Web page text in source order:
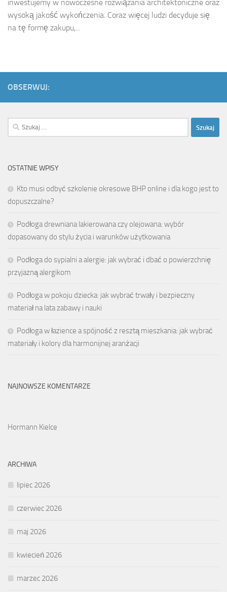
inwestujemy w nowoczesne rozwiązania architektoniczne oraz
wysoką jakość wykończenia. Coraz więcej ludzi decyduje się
na tę formę zakupu,...
OBSERWUJ:
Szukaj:
OSTATNIE WPISY
Kto musi odbyć szkolenie okresowe BHP online i dla kogo jest to
dopuszczalne?
Podłoga drewniana lakierowana czy olejowana: wybór
dopasowany do stylu życia i warunków użytkowania
Podłoga do sypialni a alergie: jak wybrać i dbać o powierzchnię
przyjazną alergikom
Podłoga w pokoju dziecka: jak wybrać trwały i bezpieczny
materiał na lata zabawy i nauki
Podłoga w łazience a spójność z resztą mieszkania: jak wybrać
materiały i kolory dla harmonijnej aranżacji
NAJNOWSZE KOMENTARZE
Hormann Kielce
ARCHIWA
lipiec 2026
czerwiec 2026
maj 2026
kwiecień 2026
marzec 2026